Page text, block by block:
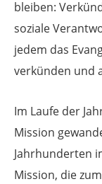
bleiben:
soziale
jedem das
verkünden und
Im Laufe der
Mission
Jahrhunderten
Mission, die